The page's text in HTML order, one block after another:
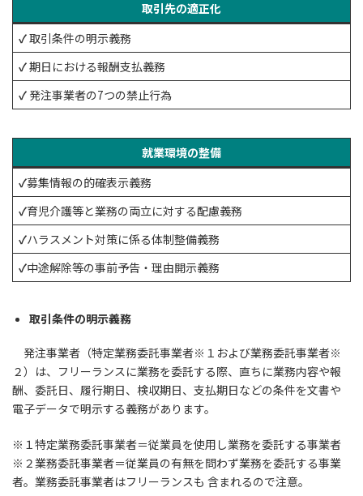
取引先の適正化
✓取引条件の明示義務
✓期日における報酬支払義務
✓ 発注事業者の7つの禁止行為
就業環境の整備
✓募集情報の的確表示義務
✓育児介護等と業務の両立に対する配慮義務
✓ハラスメント対策に係る体制整備義務
✓中途解除等の事前予告・理由開示義務
取引条件の明示義務
発注事業者（特定業務委託事業者※１および業務委託事業者※
２）は、フリーランスに業務を委託する際、直ちに業務内容や報
酬、委託日、履行期日、検収期日、支払期日などの条件を文書や
電子データで明示する義務があります。
※１特定業務委託事業者＝従業員を使用し業務を委託する事業者
※２業務委託事業者＝従業員の有無を問わず業務を委託する事業
者。業務委託事業者はフリーランスも 含まれるので注意。